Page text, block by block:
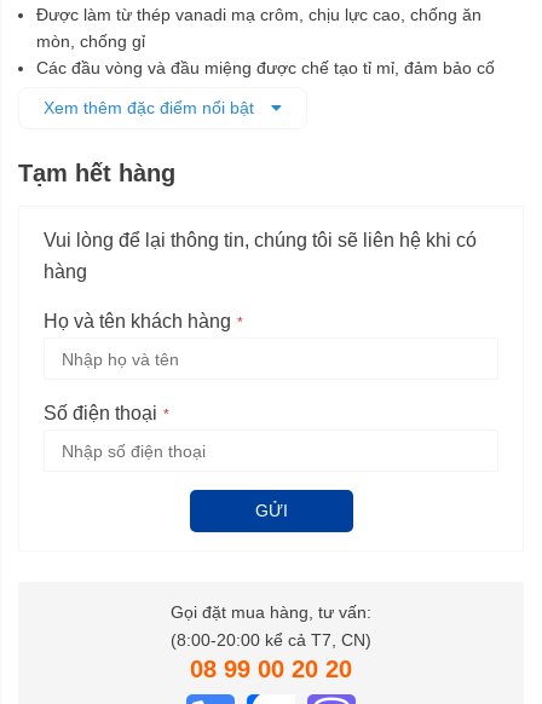
Được làm từ thép vanadi mạ crôm, chịu lực cao, chống ăn
mòn, chống gỉ
Các đầu vòng và đầu miệng được chế tạo tỉ mỉ, đảm bảo cố
biến dạng khi vặn
từng cờ lê, giúp bảo quản và vận chuyển dễ dàng
phù hợp
Xem thêm đặc điểm nổi bật
Tạm hết hàng
Vui lòng để lại thông tin, chúng tôi sẽ liên hệ khi có
hàng
Họ và tên khách hàng
Số điện thoại
GỬI
Gọi đặt mua hàng, tư vấn:
(8:00-20:00 kể cả T7, CN)
08 99 00 20 20